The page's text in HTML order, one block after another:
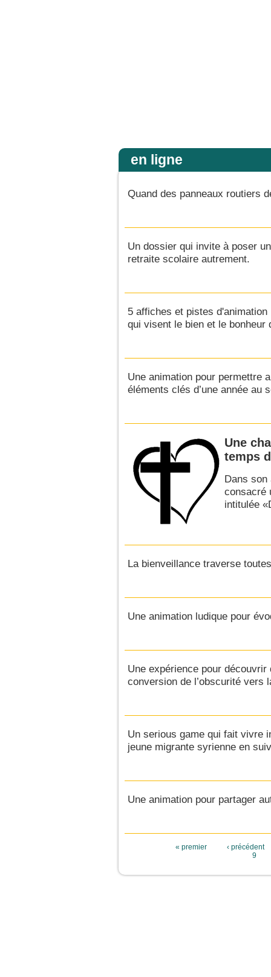
en ligne
Quand des panneaux routiers
Un dossier qui invite à poser
retraite scolaire autrement.
5 affiches et pistes
qui visent le bien et le bonheur
Une animation pour permettre
éléments clés d’une année au
Une
temps
Dans
consacré
intitulée
La bienveillance traverse
Une animation ludique pour
Une expérience pour
conversion de l’obscurité vers
Un serious game qui fait vivre
jeune migrante syrienne en
Une animation pour partager
« premier
‹ précédent
9